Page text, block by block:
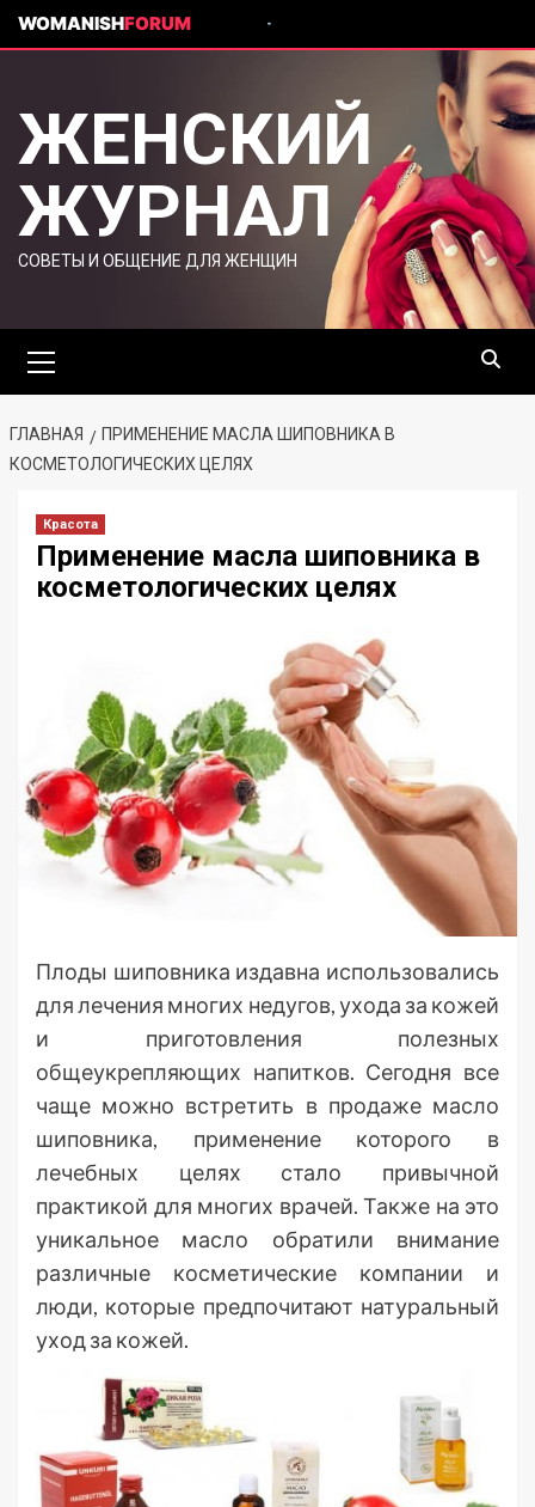
WOMANISHFORUM
ЖЕНСКИЙ
ЖУРНАЛ
СОВЕТЫ И ОБЩЕНИЕ ДЛЯ ЖЕНЩИН
ГЛАВНАЯ
ПРИМЕНЕНИЕ МАСЛА ШИПОВНИКА В
КОСМЕТОЛОГИЧЕСКИХ ЦЕЛЯХ
Красота
Применение масла шиповника в
косметологических целях
Плоды шиповника издавна использовались
для лечения многих недугов, ухода за кожей
и приготовления полезных
общеукрепляющих напитков. Сегодня все
чаще можно встретить в продаже масло
шиповника, применение которого в
лечебных целях стало привычной
практикой для многих врачей. Также на это
уникальное масло обратили внимание
различные косметические компании и
люди, которые предпочитают натуральный
уход за кожей.